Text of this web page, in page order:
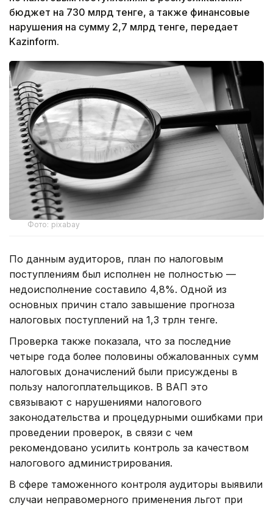
бюджет на 730 млрд тенге, а также финансовые
нарушения на сумму 2,7 млрд тенге, передает
Kazinform.
Фото: pixabay
По данным аудиторов, план по налоговым
поступлениям был исполнен не полностью —
недоисполнение составило 4,8%. Одной из
основных причин стало завышение прогноза
налоговых поступлений на 1,3 трлн тенге.
Проверка также показала, что за последние
четыре года более половины обжалованных сумм
налоговых доначислений были присуждены в
пользу налогоплательщиков. В ВАП это
связывают с нарушениями налогового
законодательства и процедурными ошибками при
проведении проверок, в связи с чем
рекомендовано усилить контроль за качеством
налогового администрирования.
В сфере таможенного контроля аудиторы выявили
случаи неправомерного применения льгот при